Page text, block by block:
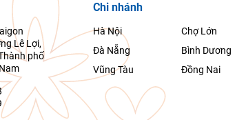
Lê Lợi,
phố
Chi nhánh
Hà Nội
Chợ Lớn
Đà Nẵng
Bình Dương
Vũng Tàu
Đồng Nai